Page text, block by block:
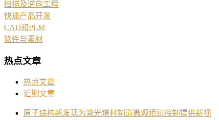
扫描及逆向工程
快速产品开发
CAD和PLM
软件与素材
热点文章
热点文章
近期文章
原子结构新发现为激光增材制造微观组织控制提供新视